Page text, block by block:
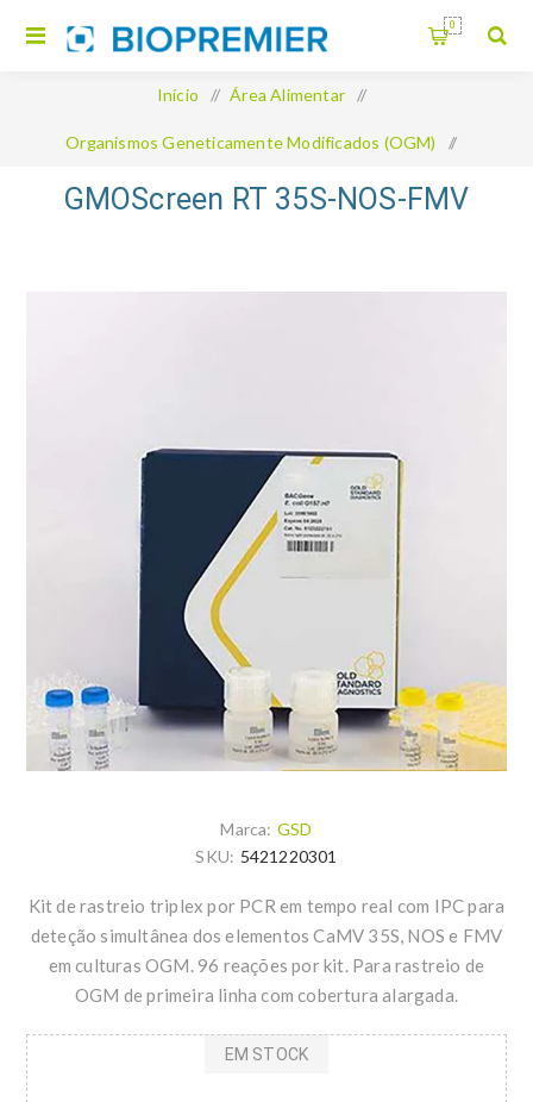
0
Início / Área Alimentar /
Organismos Geneticamente Modificados (OGM) /
GMOScreen RT 35S-NOS-FMV
GMOScreen RT 35S-NOS-FMV
Marca: GSD
SKU: 5421220301
Kit de rastreio triplex por PCR em tempo real com IPC para
deteção simultânea dos elementos CaMV 35S, NOS e FMV
em culturas OGM. 96 reações por kit. Para rastreio de
OGM de primeira linha com cobertura alargada.
EM STOCK